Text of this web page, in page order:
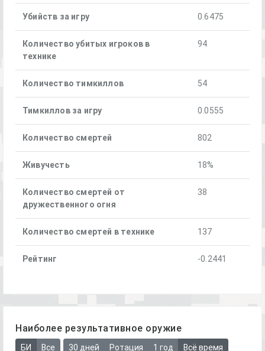
Убийств за игру 0.6475
Количество убитых игроков в
технике
94
Количество тимкиллов 54
Тимкиллов за игру 0.0555
Количество смертей 802
Живучесть 18%
Количество смертей от
дружественного огня
38
Количество смертей в технике 137
Рейтинг -0.2441
Наиболее результативное оружие
БИ Все 30 дней Ротация 1 год Всё время